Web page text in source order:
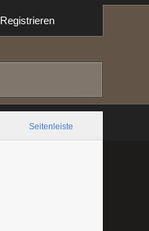
Registrieren
Seitenleiste